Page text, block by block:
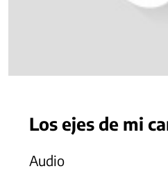
Los ejes de mi
Audio